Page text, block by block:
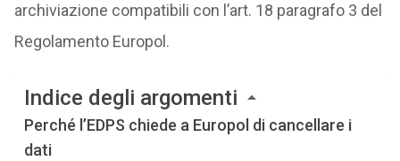
archiviazione compatibili con l’art. 18 paragrafo 3 del
Regolamento Europol.
Indice degli argomenti
Perché l’EDPS chiede a Europol di cancellare i
dati